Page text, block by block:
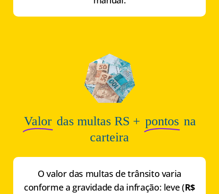
Valor das multas RS + pontos na
carteira
O valor das multas de trânsito varia
conforme a gravidade da infração: leve (R$